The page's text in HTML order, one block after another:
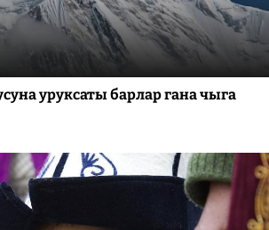
уруксаты барлар гана чыга